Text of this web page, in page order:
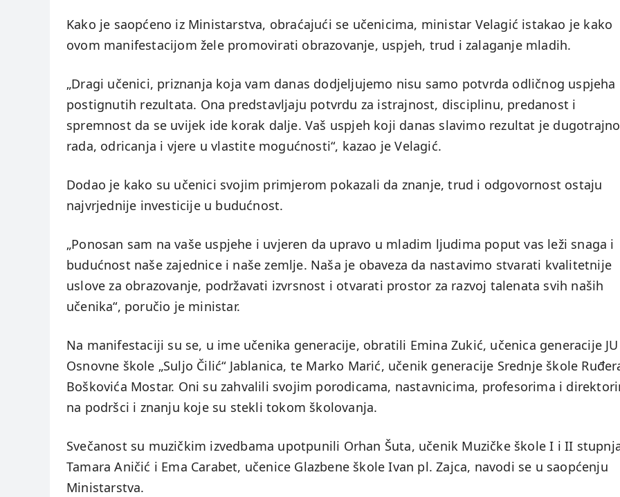
Kako je saopćeno iz Ministarstva, obraćajući se učenicima, ministar Velagić istakao je kako
ovom manifestacijom žele promovirati obrazovanje, uspjeh, trud i zalaganje mladih.
„Dragi učenici, priznanja koja vam danas dodjeljujemo nisu samo potvrda odličnog uspjeha
postignutih rezultata. Ona predstavljaju potvrdu za istrajnost, disciplinu, predanost i
spremnost da se uvijek ide korak dalje. Vaš uspjeh koji danas slavimo rezultat je
rada, odricanja i vjere u vlastite mogućnosti“, kazao je Velagić.
Dodao je kako su učenici svojim primjerom pokazali da znanje, trud i odgovornost ostaju
najvrjednije investicije u budućnost.
„Ponosan sam na vaše uspjehe i uvjeren da upravo u mladim ljudima poput vas leži snaga i
budućnost naše zajednice i naše zemlje. Naša je obaveza da nastavimo stvarati kvalitetnije
uslove za obrazovanje, podržavati izvrsnost i otvarati prostor za razvoj talenata svih naših
učenika“, poručio je ministar.
Na manifestaciji su se, u ime učenika generacije, obratili Emina Zukić, učenica generacije JU
Osnovne škole „Suljo Čilić“ Jablanica, te Marko Marić, učenik generacije Srednje škole
Boškovića Mostar. Oni su zahvalili svojim porodicama, nastavnicima, profesorima i
na podršci i znanju koje su stekli tokom školovanja.
Svečanost su muzičkim izvedbama upotpunili Orhan Šuta, učenik Muzičke škole I i II
Tamara Aničić i Ema Carabet, učenice Glazbene škole Ivan pl. Zajca, navodi se u saopćenju
Ministarstva.